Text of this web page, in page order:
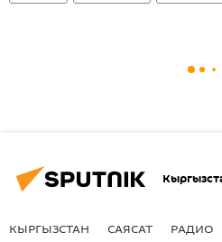
КЫРГЫЗСТАН САЯСАТ РАДИО